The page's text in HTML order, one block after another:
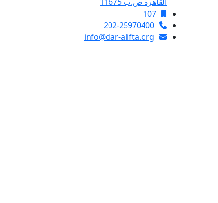
107
202-25970400
info@dar-alifta.org